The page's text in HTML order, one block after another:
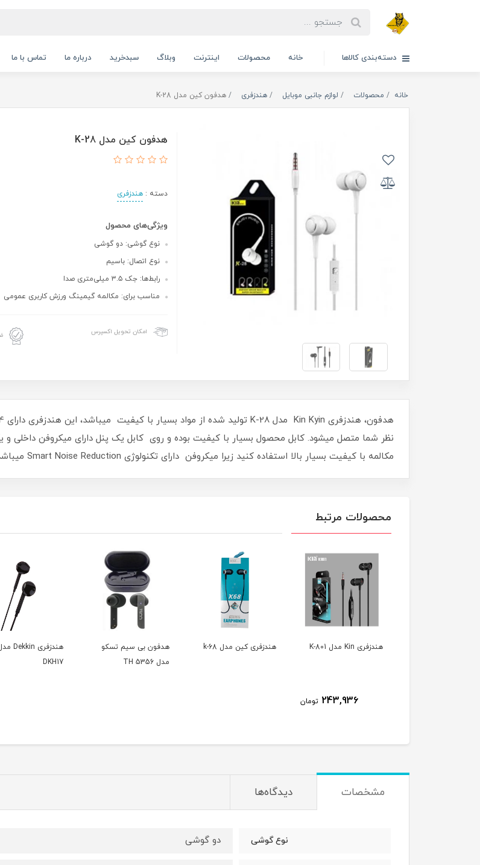
دسته‌بندی کالاها خانه محصولات اینترنت وبلاگ سبدخرید درباره ما تماس با ما
خانه محصولات لوازم جانبی موبایل هندزفری هدفون کین مدل K-28
هدفون کین مدل K-28
دسته :هندزفری
ویژگی‌های محصول
نوع گوشی: دو گوشی
نوع اتصال: باسیم
رابط‌ها: جک ۳.۵ میلی‌متری صدا
مناسب برای: مکالمه گیمینگ ورزش کاربری عمومی
امکان تحویل اکسپرس
نظر شما متصل میشود. کابل محصول بسیار با کیفیت بوده و روی کابل یک پنل دارای میکروفن داخلی
مکالمه با کیفیت بسیار بالا استفاده کنید زیرا میکروفن دارای تکنولوژی Smart Noise Reduction میباشد.
محصولات مرتبط
هندزفری کین مدل k-68
هدفون بی سیم تسکو
هندزفری Dekkin مدل
DKH17
E21P
مشخصات دیدگاه‌ها
نوع گوشی دو گوشی